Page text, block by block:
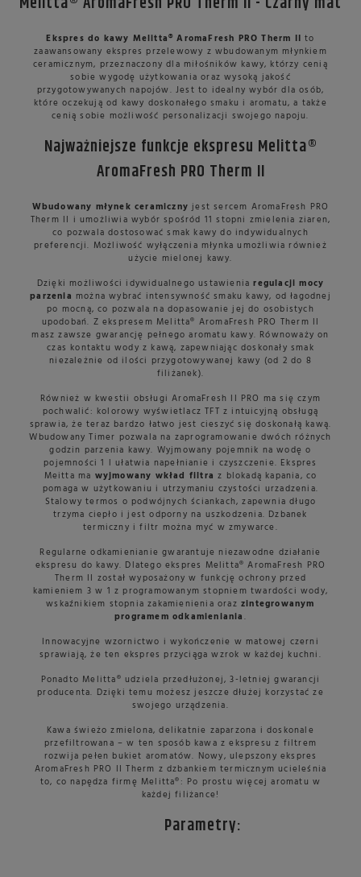
Ekspres do kawy Melitta® AromaFresh PRO Therm II to
zaawansowany ekspres przelewowy z wbudowanym młynkiem
ceramicznym, przeznaczony dla miłośników kawy, którzy cenią
sobie wygodę użytkowania oraz wysoką jakość
przygotowywanych napojów. Jest to idealny wybór dla osób,
które oczekują od kawy doskonałego smaku i aromatu, a także
cenią sobie możliwość personalizacji swojego napoju.
Najważniejsze funkcje ekspresu Melitta®
AromaFresh PRO Therm II
Wbudowany młynek ceramiczny jest sercem AromaFresh PRO
Therm II i umożliwia wybór spośród 11 stopni zmielenia ziaren,
co pozwala dostosować smak kawy do indywidualnych
preferencji. Możliwość wyłączenia młynka umożliwia również
użycie mielonej kawy.
Dzięki możliwości idywidualnego ustawieniaregulacji mocy
parzenia można wybrać intensywność smaku kawy, od łagodnej
po mocną, co pozwala na dopasowanie jej do osobistych
upodobań. Z ekspresem Melitta® AromaFresh PRO Therm II
masz zawsze gwarancję pełnego aromatu kawy. Równoważy on
czas kontaktu wody z kawą, zapewniając doskonały smak
niezależnie od ilości przygotowywanej kawy (od 2 do 8
filiżanek).
Również w kwestii obsługi AromaFresh II PRO ma się czym
pochwalić: kolorowy wyświetlacz TFT z intuicyjną obsługą
sprawia, że teraz bardzo łatwo jest cieszyć się doskonałą kawą.
Wbudowany Timer pozwala na zaprogramowanie dwóch różnych
godzin parzenia kawy. Wyjmowany pojemnik na wodę o
pojemności 1 l ułatwia napełnianie i czyszczenie. Ekspres
Meitta ma wyjmowany wkład filtra z blokadą kapania, co
pomaga w użytkowaniu i utrzymaniu czystości urzadzenia.
Stalowy termos o podwójnych ściankach, zapewnia długo
trzyma ciepło i jest odporny na uszkodzenia. Dzbanek
termiczny i filtr można myć w zmywarce.
Regularne odkamienianie gwarantuje niezawodne działanie
ekspresu do kawy. Dlatego ekspres Melitta® AromaFresh PRO
Therm II został wyposażony w funkcję ochrony przed
kamieniem 3 w 1 z programowanym stopniem twardości wody,
wskaźnikiem stopnia zakamienienia orazzintegrowanym
programem odkamieniania.
Innowacyjne wzornictwo i wykończenie w matowej czerni
sprawiają, że ten ekspres przyciąga wzrok w każdej kuchni.
Ponadto Melitta® udziela przedłużonej, 3-letniej gwarancji
producenta. Dzięki temu możesz jeszcze dłużej korzystać ze
swojego urządzenia.
Kawa świeżo zmielona, delikatnie zaparzona i doskonale
przefiltrowana – w ten sposób kawa z ekspresu z filtrem
rozwija pełen bukiet aromatów. Nowy, ulepszony ekspres
AromaFresh PRO II Therm z dzbankiem termicznym ucieleśnia
to, co napędza firmę Melitta®: Po prostu więcej aromatu w
każdej filiżance!
Parametry: